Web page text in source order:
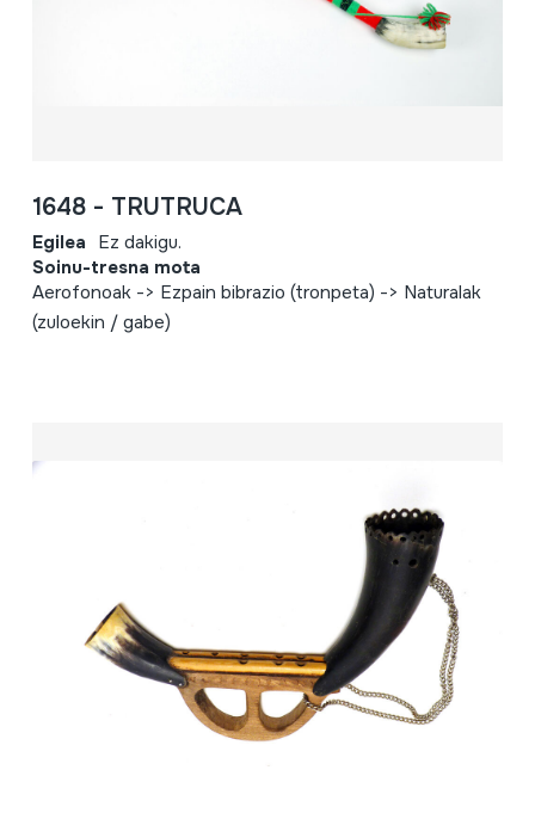
1648 - TRUTRUCA
Egilea Ez dakigu.
Soinu-tresna mota
Aerofonoak -> Ezpain bibrazio (tronpeta) -> Naturalak
(zuloekin / gabe)